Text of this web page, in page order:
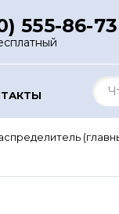
555-86-73